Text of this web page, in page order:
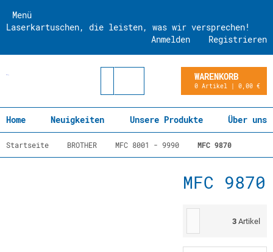
Menü
Laserkartuschen, die leisten, was wir versprechen!
Registrieren
Anmelden
WARENKORB
0 Artikel | 0,00 €
Home Neuigkeiten Unsere Produkte Über uns
Startseite BROTHER MFC 8001 - 9990 MFC 9870
MFC 9870
3 Artikel